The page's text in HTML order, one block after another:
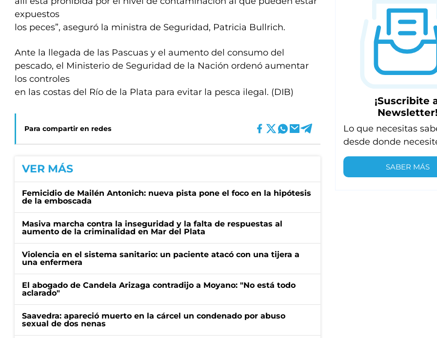
expuestos
los peces”, aseguró la ministra de Seguridad, Patricia Bullrich.
Ante la llegada de las Pascuas y el aumento del consumo del
pescado, el Ministerio de Seguridad de la Nación ordenó aumentar
los controles
en las costas del Río de la Plata para evitar la pesca ilegal. (DIB)
Para compartir en redes
VER MÁS
Femicidio de Mailén Antonich: nueva pista pone el foco en la hipótesis
de la emboscada
Masiva marcha contra la inseguridad y la falta de respuestas al
aumento de la criminalidad en Mar del Plata
Violencia en el sistema sanitario: un paciente atacó con una tijera a
una enfermera
El abogado de Candela Arizaga contradijo a Moyano: "No está todo
aclarado"
Saavedra: apareció muerto en la cárcel un condenado por abuso
sexual de dos nenas
¡Suscribite
Newsletter!
Lo que necesitas
desde donde
SABER MÁS